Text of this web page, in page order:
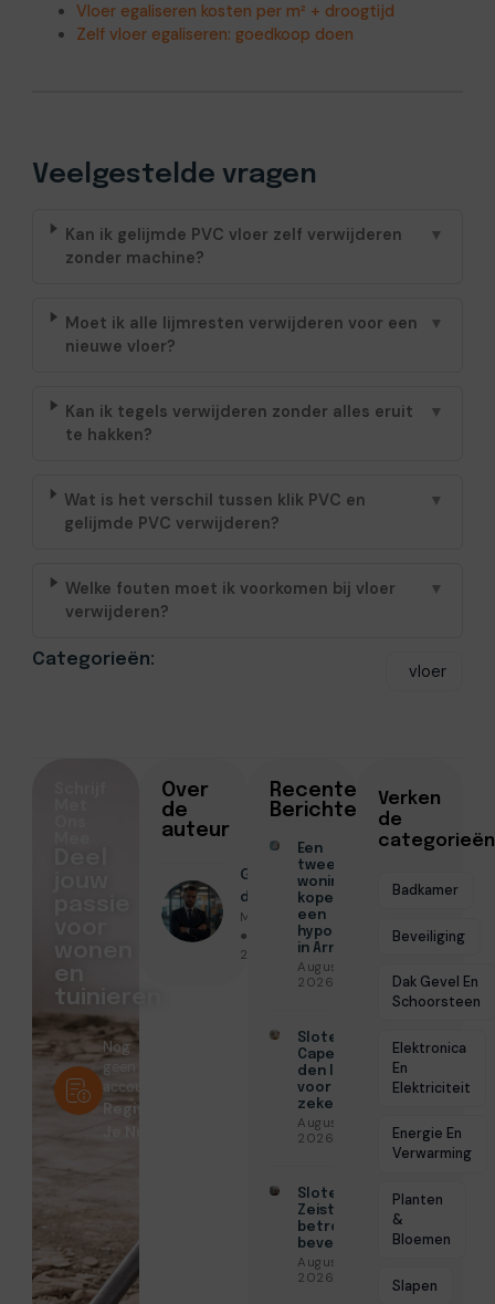
Vloer egaliseren kosten per m² + droogtijd
Zelf vloer egaliseren: goedkoop doen
Veelgestelde vragen
Kan ik gelijmde PVC vloer zelf verwijderen
zonder machine?
▼
Moet ik alle lijmresten verwijderen voor een
nieuwe vloer?
▼
Kan ik tegels verwijderen zonder alles eruit
te hakken?
▼
Wat is het verschil tussen klik PVC en
gelijmde PVC verwijderen?
▼
Welke fouten moet ik voorkomen bij vloer
verwijderen?
▼
Categorieën:
vloer
Over
de
auteur
Geschreven
door
Menno Maas
● Februari 13,
2026
Recente
Berichten
Een
tweede
woning
kopen met
een
hypotheek
in Arnhem
Augustus 7,
2026
Slotenmaker
Capelle aan
den IJssel
voor
zekerheid
Augustus 3,
2026
Slotenmaker
Zeist voor
betrouwbare
beveiliging
Augustus 3,
2026
Verken
de
categorieën
Badkamer
Beveiliging
Dak Gevel En
Schoorsteen
Elektronica
En
Elektriciteit
Energie En
Verwarming
Planten
&
Bloemen
Slapen
en
tuinieren
Nog
geen
account?
Registreer